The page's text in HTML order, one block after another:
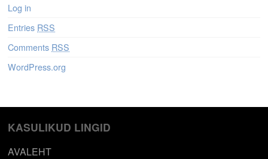
Log in
Entries RSS
Comments RSS
WordPress.org
KASULIKUD LINGID
AVALEHT